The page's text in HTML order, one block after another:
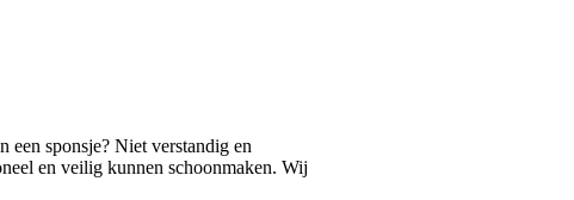
een sponsje? Niet verstandig en
en veilig kunnen schoonmaken. Wij